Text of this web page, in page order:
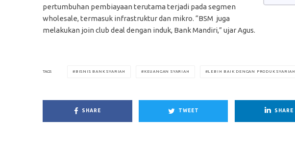
pertumbuhan pembiayaan terutama terjadi pada segmen
wholesale, termasuk infrastruktur dan mikro. “BSM juga
melakukan join club deal dengan induk, Bank Mandiri,” ujar Agus.
TAGS BISNIS BANK SYARIAH KEUANGAN SYARIAH LEBIH BAIK DENGAN PRODUK SYARIAH
SHARE TWEET SHARE